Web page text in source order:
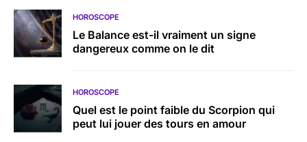
HOROSCOPE
Le Balance est-il vraiment un signe
dangereux comme on le dit
HOROSCOPE
Quel est le point faible du Scorpion qui
peut lui jouer des tours en amour